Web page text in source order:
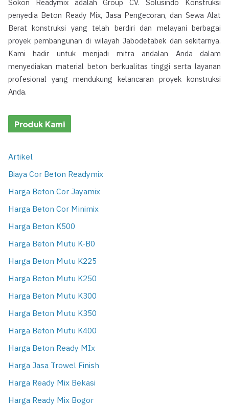
Sokon Readymix adalah Group CV. Solusindo Konstruksi
penyedia Beton Ready Mix, Jasa Pengecoran, dan Sewa Alat
Berat konstruksi yang telah berdiri dan melayani berbagai
proyek pembangunan di wilayah Jabodetabek dan sekitarnya.
Kami hadir untuk menjadi mitra andalan Anda dalam
menyediakan material beton berkualitas tinggi serta layanan
profesional yang mendukung kelancaran proyek konstruksi
Anda.
Produk Kami
Artikel
Biaya Cor Beton Readymix
Harga Beton Cor Jayamix
Harga Beton Cor Minimix
Harga Beton K500
Harga Beton Mutu K-B0
Harga Beton Mutu K225
Harga Beton Mutu K250
Harga Beton Mutu K300
Harga Beton Mutu K350
Harga Beton Mutu K400
Harga Beton Ready MIx
Harga Jasa Trowel Finish
Harga Ready Mix Bekasi
Harga Ready Mix Bogor